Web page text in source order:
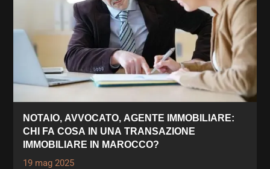
NOTAIO, AVVOCATO, AGENTE IMMOBILIARE:
CHI FA COSA IN UNA TRANSAZIONE
IMMOBILIARE IN MAROCCO?
19 mag 2025